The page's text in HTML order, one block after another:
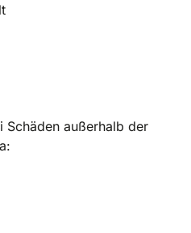
Schäden außerhalb der